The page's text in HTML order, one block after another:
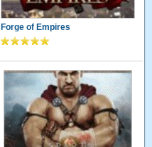
Forge of Empires